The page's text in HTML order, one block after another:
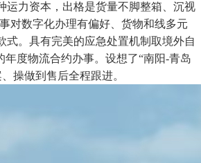
运力资本，出格是货量不脚整箱、沉视
对数字化办理有偏好、货物和线多元
。具有完美的应急处置机制取境外自
度物流合约办事。设想了“南阳-青岛
操做到售后全程跟进。